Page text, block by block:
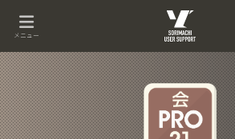
メニュー